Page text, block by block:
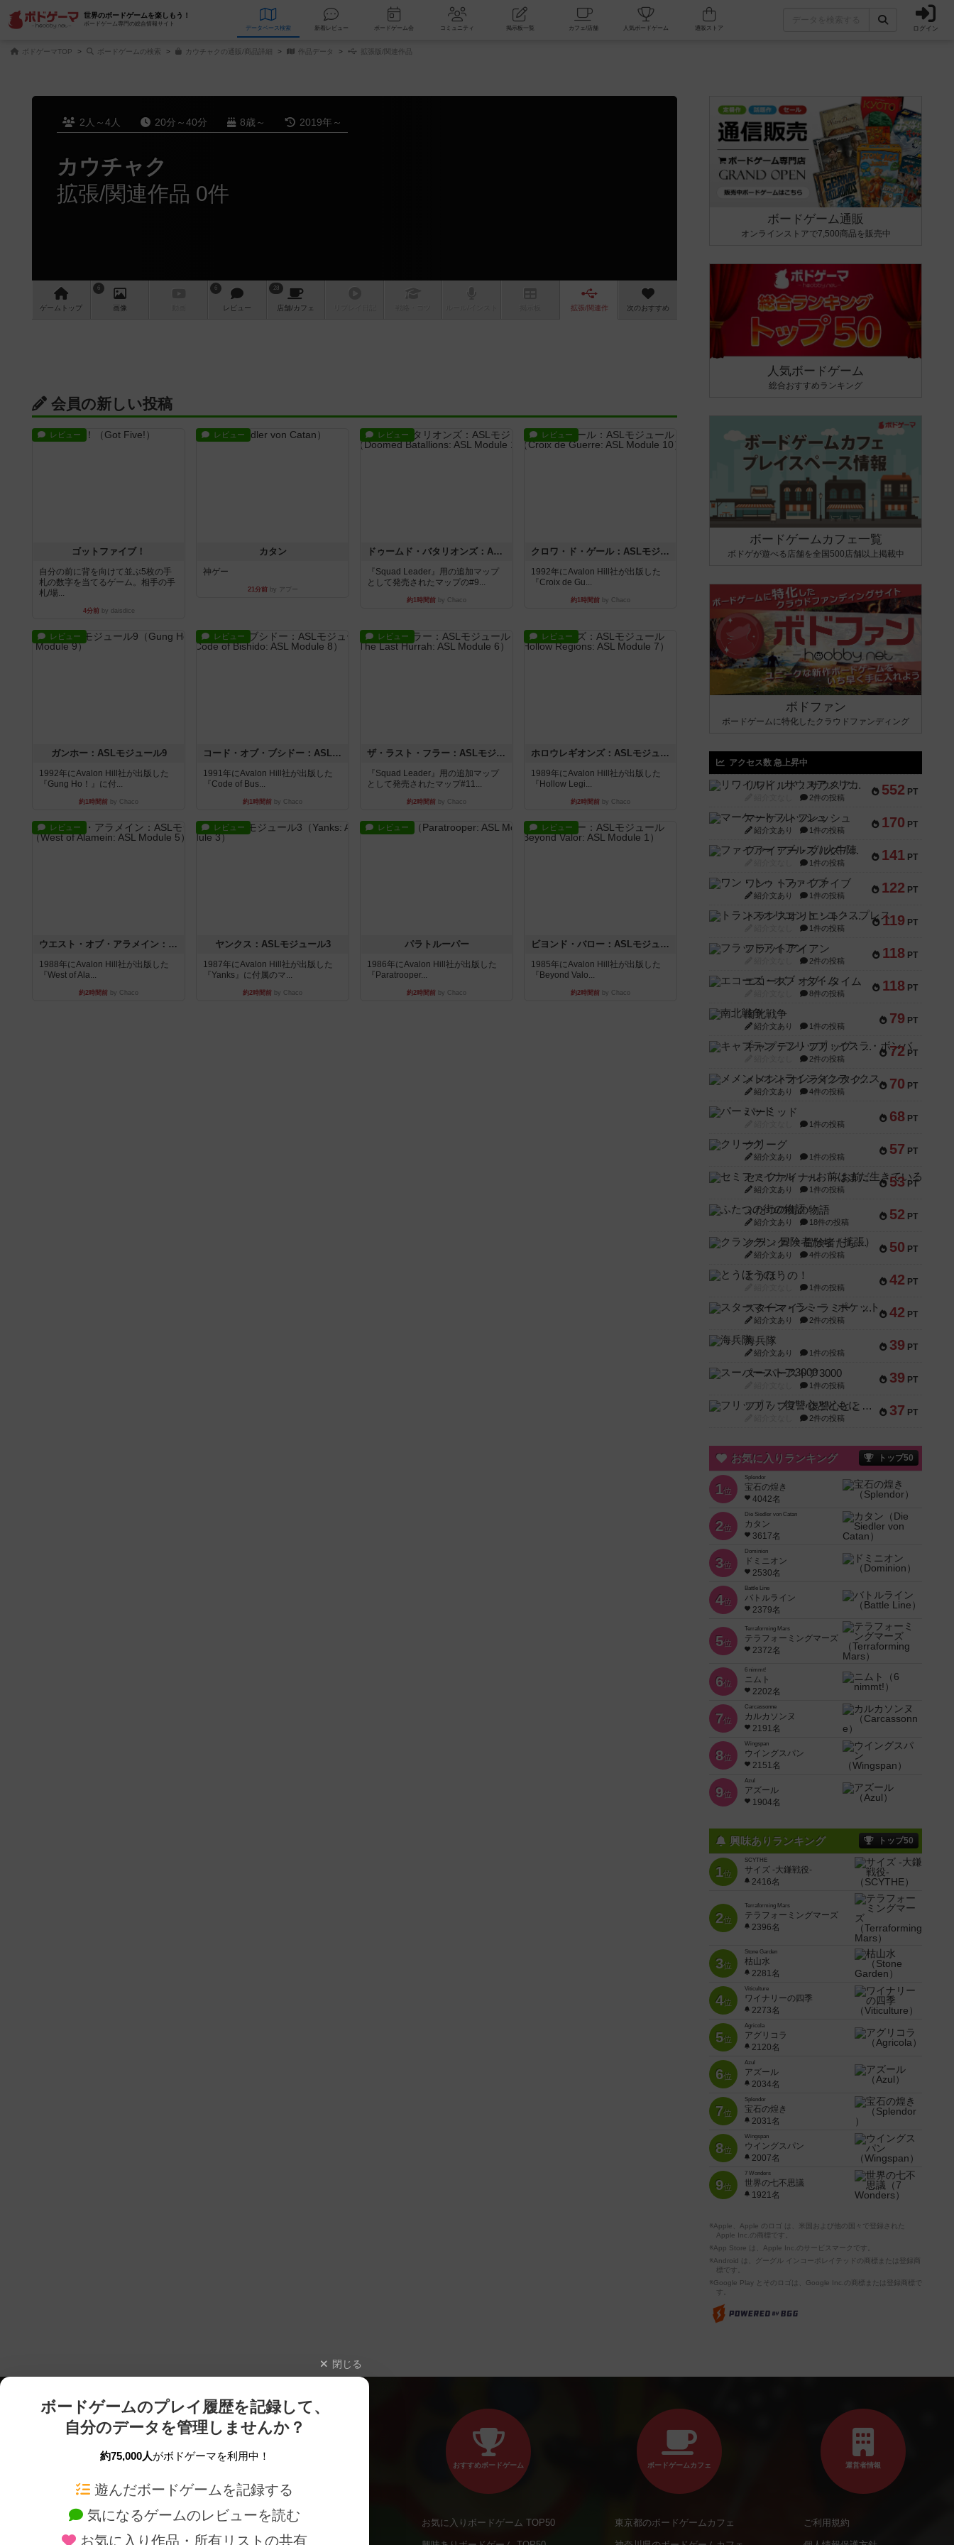
世界のボードゲームを楽しもう！
ボードゲーム専門の総合情報サイト
データベース 検索 新着レビュー ボードゲーム会 コミュニティ 掲示板一覧 カフェ/店舗 人気ボードゲーム ログイン
ボドゲーマTOP ボードゲームの検索 カウチャクの通販/商品詳細 作品データ 拡張版/関連作品
2人～4人 20分～40分 8歳～ 2019年～
カウチャク
拡張/関連作品 0件
ゲーム トップ
6
画像
6
レビュー
28
店舗/カフェ 拡張/関連作 次のおすすめ
会員の新しい投稿
レビュー
ゴットファイブ！
自分の前に背を向けて並ぶ5枚の手
札の数字を当てるゲーム。相手の手
札/場...
4分前by daisdice
レビュー
カタン
神ゲー
21分前by アプー
レビュー
ドゥームド・バタリオンズ：ASLモジュール11
『Squad Leader』用の追加マップ
として発売されたマップの#9...
約1時間前 by Chaco
レビュー
クロワ・ド・ゲール：ASLモジュール10
1992年にAvalon Hill社が出版した
『Croix de Gu...
約1時間前 by Chaco
レビュー
ガンホー：ASLモジュール9
1992年にAvalon Hill社が出版した
『Gung Ho！』に付...
約1時間前 by Chaco
レビュー
コード・オブ・ブシドー：ASLモジュール8
1991年にAvalon Hill社が出版した
『Code of Bus...
約1時間前 by Chaco
レビュー
ザ・ラスト・フラー：ASLモジュール6
『Squad Leader』用の追加マップ
として発売されたマップ#11...
約2時間前 by Chaco
レビュー
ホロウレギオンズ：ASLモジュール7
1989年にAvalon Hill社が出版した
『Hollow Legi...
約2時間前 by Chaco
レビュー
ウエスト・オブ・アラメイン：ASLモジュール5
1988年にAvalon Hill社が出版した
『West of Ala...
約2時間前 by Chaco
レビュー
ヤンクス：ASLモジュール3
1987年にAvalon Hill社が出版した
『Yanks』に付属のマ...
約2時間前 by Chaco
レビュー
パラトルーパー
1986年にAvalon Hill社が出版した
『Paratrooper...
約2時間前 by Chaco
レビュー
ビヨンド・バロー：ASLモジュール1
1985年にAvalon Hill社が出版した
『Beyond Valo...
約2時間前 by Chaco
ボードゲーム通販
オンラインストアで7,500商品を販売中
人気ボードゲーム
総合おすすめランキング
ボードゲームカフェ一覧
ボドゲが遊べる店舗を全国500店舗以上掲載中
ボドファン
ボードゲームに特化したクラウドファンディング
アクセス数 急上昇中
552 PT
リワイルド：サウスアメリカ
2件の投稿
170 PT
マーケットフレッシュ
紹介文あり 1件の投稿
141 PT
ファイアー・ブルズ / 火牛陣
1件の投稿
122 PT
ワン・トゥ・ファイブ
紹介文あり 1件の投稿
119 PT
トランスオリエント・エクスプレス
1件の投稿
118 PT
フラットアイアン
2件の投稿
118 PT
エコーズ・オブ・タイム
8件の投稿
79 PT
南北戦争
紹介文あり 1件の投稿
72 PT
キャプテン・フリップ：イスラ・ボンバ
2件の投稿
70 PT
メメントオンラインタクティクス
紹介文あり 4件の投稿
68 PT
パーミッド
1件の投稿
57 PT
クリーグ
紹介文あり 1件の投稿
53 PT
セミファイナル ～お前はまだ生きている～
紹介文あり 1件の投稿
52 PT
ふたつの街の物語
紹介文あり 18件の投稿
50 PT
クランク! ：冒険者たち（拡張）
紹介文あり 4件の投稿
42 PT
とうほうの！
1件の投稿
42 PT
スターマイン・ラミー ポケット
紹介文あり 2件の投稿
39 PT
海兵隊
紹介文あり 1件の投稿
39 PT
スーパーストア3000
1件の投稿
37 PT
フリップ７：復讐心とともに
2件の投稿
お気に入りランキング トップ50
1位
Splendor
宝石の煌き
4042名
2位
Die Siedler von Catan
カタン
3617名
3位
Dominion
ドミニオン
2530名
4位
Battle Line
バトルライン
2379名
5位
Terraforming Mars
テラフォーミングマーズ
2372名
6位
6 nimmt!
ニムト
2202名
7位
Carcassonne
カルカソンヌ
2191名
8位
Wingspan
ウイングスパン
2151名
9位
Azul
アズール
1904名
興味ありランキング トップ50
1位
SCYTHE
サイズ -大鎌戦役-
2416名
2位
Terraforming Mars
テラフォーミングマーズ
2396名
3位
Stone Garden
枯山水
2281名
4位
Viticulture
ワイナリーの四季
2273名
5位
Agricola
アグリコラ
2120名
6位
Azul
アズール
2034名
7位
Splendor
宝石の煌き
2031名
8位
Wingspan
ウイングスパン
2007名
9位
7 Wonders
世界の七不思議
1921名
※Apple、Apple のロゴ は、米国および他の国々で登録された
Apple Inc.の商標です。
※App Store は、Apple Inc.のサービスマークです。
※Android は、グーグル インコーポレイテッドの商標または登録商
標です。
※Google Play とそのロゴは、Google Inc.の商標または登録商標で
す。
閉じる
ボードゲームのプレイ履歴を記録して、
自分のデータを管理しませんか？
約75,000人がボドゲーマを利用中！
遊んだボードゲームを記録する
気になるゲームのレビューを読む
お気に入り作品・所有リストの共有
ボードゲームを検索する 新作・再入荷情報
おすすめボードゲーム
お気に入りボードゲーム TOP50
ボードゲームカフェ
東京都のボードゲームカフェ
運営者情報
ご利用規約